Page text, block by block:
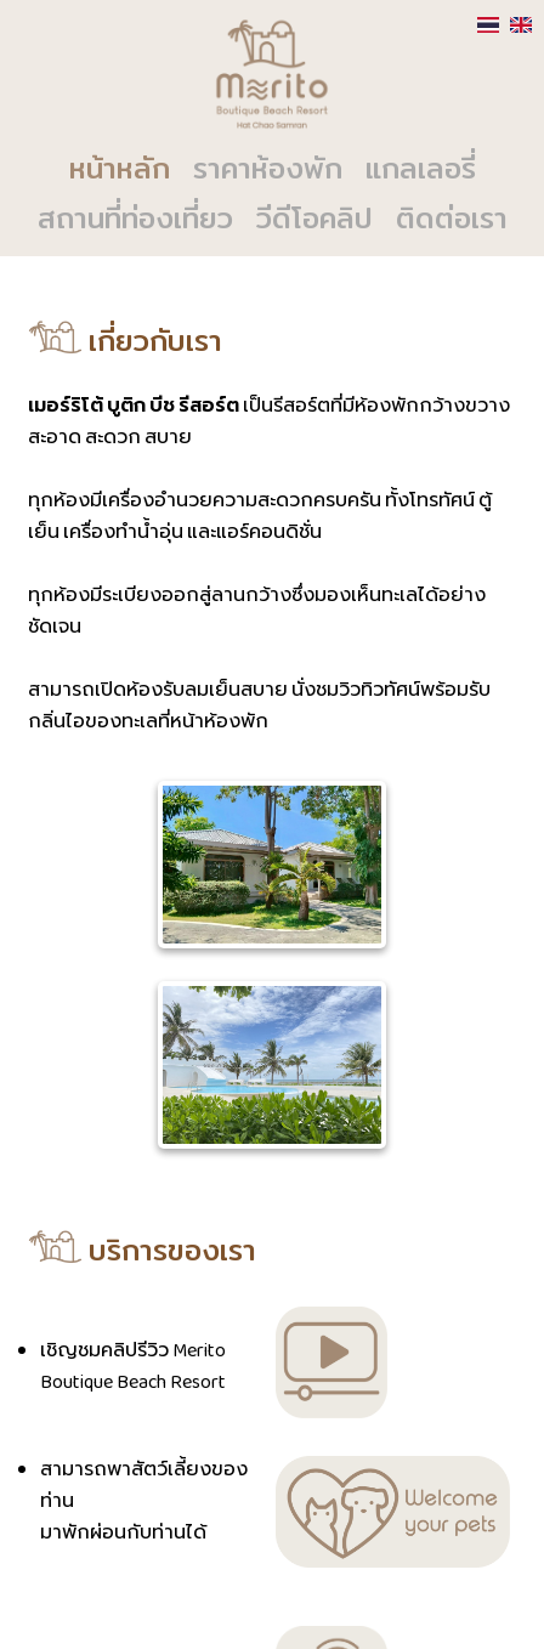
หน้าหลัก ราคาห้องพัก แกลเลอรี่
สถานที่ท่องเที่ยว วีดีโอคลิป ติดต่อเรา
เกี่ยวกับเรา
เมอร์ริโต้ บูติก บีช รีสอร์ตเป็นรีสอร์ตที่มีห้องพักกว้างขวาง
สะอาด สะดวก สบาย
ทุกห้องมีเครื่องอำนวยความสะดวกครบครัน ทั้งโทรทัศน์ ตู้
เย็น เครื่องทำน้ำอุ่น และแอร์คอนดิชั่น
ทุกห้องมีระเบียงออกสู่ลานกว้างซึ่งมองเห็นทะเลได้อย่าง
ชัดเจน
สามารถเปิดห้องรับลมเย็นสบาย นั่งชมวิวทิวทัศน์พร้อมรับ
กลิ่นไอของทะเลที่หน้าห้องพัก
บริการของเรา
เชิญชมคลิปรีวิว Merito
Boutique Beach Resort
สามารถพาสัตว์เลี้ยงของ
ท่าน
มาพักผ่อนกับท่านได้